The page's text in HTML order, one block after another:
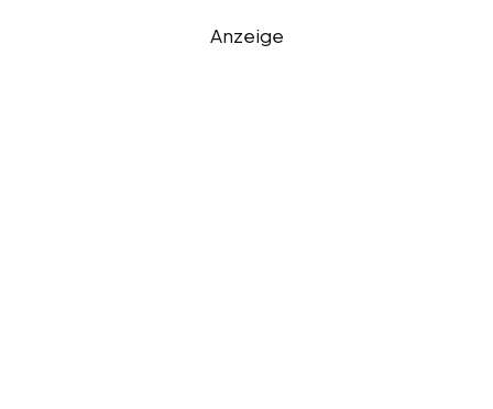
Anzeige